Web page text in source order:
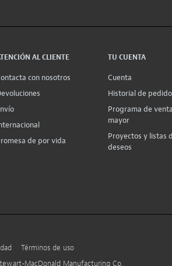
AL CLIENTE
con nosotros
de por vida
TU CUENTA
Cuenta
Historial de
Programa de
mayor
Proyectos y listas
deseos
Términos de uso
MacDonald Manufacturing Co.